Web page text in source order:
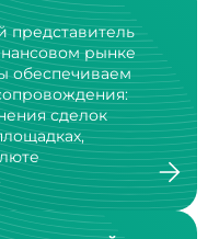
представитель
рынке
обеспечиваем
сделок